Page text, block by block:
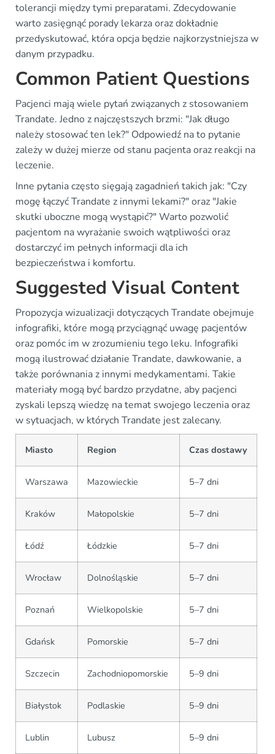
tolerancji między tymi preparatami. Zdecydowanie
warto zasięgnąć porady lekarza oraz dokładnie
przedyskutować, która opcja będzie najkorzystniejsza w
danym przypadku.
Common Patient Questions
Pacjenci mają wiele pytań związanych z stosowaniem
Trandate. Jedno z najczęstszych brzmi: "Jak długo
należy stosować ten lek?" Odpowiedź na to pytanie
zależy w dużej mierze od stanu pacjenta oraz reakcji na
leczenie.
Inne pytania często sięgają zagadnień takich jak: "Czy
mogę łączyć Trandate z innymi lekami?" oraz "Jakie
skutki uboczne mogą wystąpić?" Warto pozwolić
pacjentom na wyrażanie swoich wątpliwości oraz
dostarczyć im pełnych informacji dla ich
bezpieczeństwa i komfortu.
Suggested Visual Content
Propozycja wizualizacji dotyczących Trandate obejmuje
infografiki, które mogą przyciągnąć uwagę pacjentów
oraz pomóc im w zrozumieniu tego leku. Infografiki
mogą ilustrować działanie Trandate, dawkowanie, a
także porównania z innymi medykamentami. Takie
materiały mogą być bardzo przydatne, aby pacjenci
zyskali lepszą wiedzę na temat swojego leczenia oraz
w sytuacjach, w których Trandate jest zalecany.
Miasto Region Czas dostawy
Warszawa Mazowieckie 5–7 dni
Kraków Małopolskie 5–7 dni
Łódź Łódzkie 5–7 dni
Wrocław Dolnośląskie 5–7 dni
Poznań Wielkopolskie 5–7 dni
Gdańsk Pomorskie 5–7 dni
Szczecin Zachodniopomorskie 5–9 dni
Białystok Podlaskie 5–9 dni
Lublin Lubusz 5–9 dni